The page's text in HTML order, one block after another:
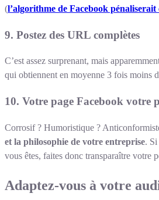
(l’algorithme de Facebook
9. Postez des URL complètes
C’est assez surprenant, mais
qui obtiennent en moyenne 3 fois moins
10. Votre page Facebook votre
Corrosif ? Humoristique ?
et la philosophie de votre entreprise. Si
vous êtes, faites donc transparaître votre
Adaptez-vous à votre